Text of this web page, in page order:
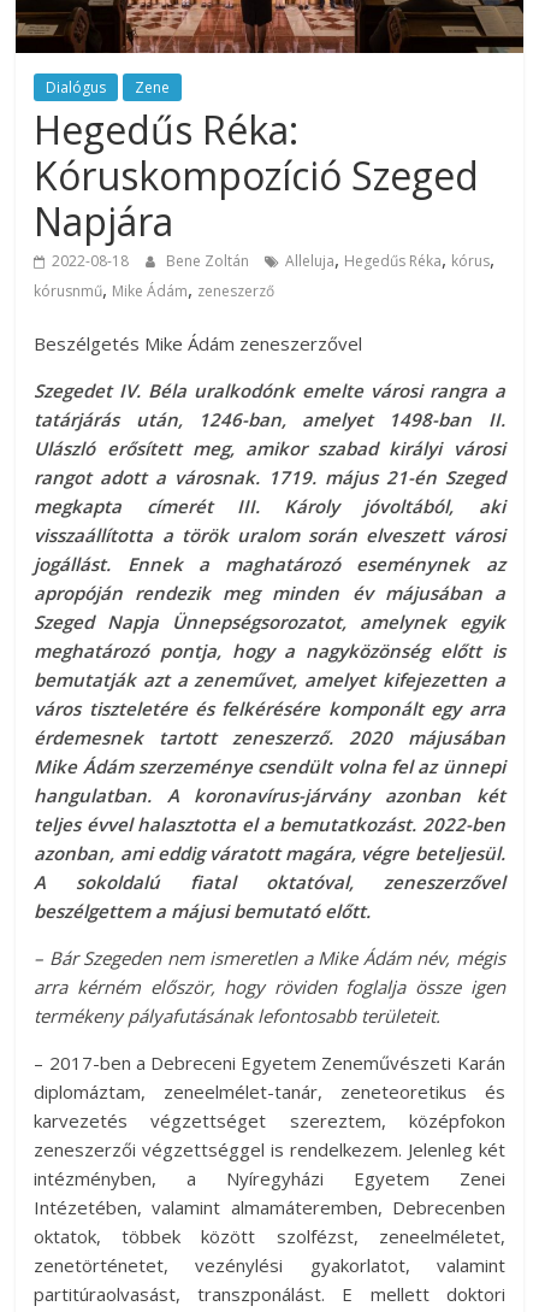
Dialógus Zene
Hegedűs Réka:
Kóruskompozíció Szeged
Napjára
2022-08-18 Bene Zoltán Alleluja, Hegedűs Réka, kórus,
kórusnmű, Mike Ádám, zeneszerző
Beszélgetés Mike Ádám zeneszerzővel
Szegedet IV. Béla uralkodónk emelte városi rangra a
tatárjárás után, 1246-ban, amelyet 1498-ban II.
Ulászló erősített meg, amikor szabad királyi városi
rangot adott a városnak. 1719. május 21-én Szeged
megkapta címerét III. Károly jóvoltából, aki
visszaállította a török uralom során elveszett városi
jogállást. Ennek a maghatározó eseménynek az
apropóján rendezik meg minden év májusában a
Szeged Napja Ünnepségsorozatot, amelynek egyik
meghatározó pontja, hogy a nagyközönség előtt is
bemutatják azt a zeneművet, amelyet kifejezetten a
város tiszteletére és felkérésére komponált egy arra
érdemesnek tartott zeneszerző. 2020 májusában
Mike Ádám szerzeménye csendült volna fel az ünnepi
hangulatban. A koronavírus-járvány azonban két
teljes évvel halasztotta el a bemutatkozást. 2022-ben
azonban, ami eddig váratott magára, végre beteljesül.
A sokoldalú fiatal oktatóval, zeneszerzővel
beszélgettem a májusi bemutató előtt.
– Bár Szegeden nem ismeretlen a Mike Ádám név, mégis
arra kérném először, hogy röviden foglalja össze igen
termékeny pályafutásának lefontosabb területeit.
– 2017-ben a Debreceni Egyetem Zeneművészeti Karán
diplomáztam, zeneelmélet-tanár, zeneteoretikus és
karvezetés végzettséget szereztem, középfokon
zeneszerzői végzettséggel is rendelkezem. Jelenleg két
intézményben, a Nyíregyházi Egyetem Zenei
Intézetében, valamint almamáteremben, Debrecenben
oktatok, többek között szolfézst, zeneelméletet,
zenetörténetet, vezénylési gyakorlatot, valamint
partitúraolvasást, transzponálást. E mellett doktori